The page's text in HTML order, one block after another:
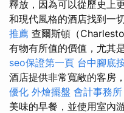
釋放，因為可以從歷史上
和現代風格的酒店找到一
推薦 查爾斯頓（
有物有所值的價值，尤其
seo保證第一頁 台中腳底
酒店提供非常寬敞的客房
優化 外燴擺盤 會計事務
美味的早餐，並使用室內